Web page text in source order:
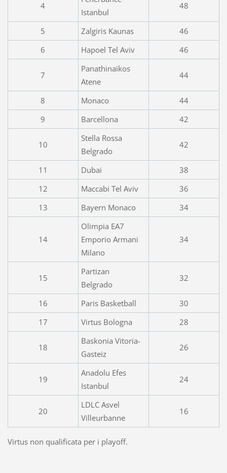
4
Istanbul
48
5 Zalgiris Kaunas
46
6
Hapoel Tel Aviv 46
7
Panathinaikos
Atene
44
8 Monaco
44
9
Barcellona 42
10
Stella Rossa
Belgrado
42
11 Dubai
38
12
Maccabi Tel Aviv
36
13
Bayern Monaco 34
14
Olimpia EA7
Emporio Armani
Milano
34
15
Partizan
Belgrado
32
16 Paris Basketball
30
17
Virtus Bologna 28
18
Baskonia Vitoria-
Gasteiz
26
19
Anadolu Efes
Istanbul
24
20
LDLC Asvel
Villeurbanne
16
Virtus non qualificata per i playoff.